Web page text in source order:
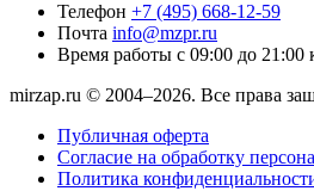
Телефон +7 (495) 668-12-59
Почта info@mzpr.ru
Время работы с 09:00 до 21:00
mirzap.ru © 2004–2026. Все права
Публичная оферта
Согласие на обработку
Политика